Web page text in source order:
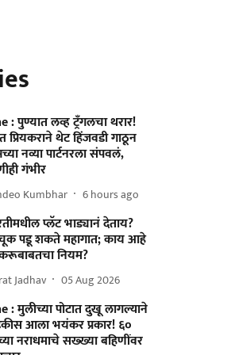
: पुण्यात लव्ह ट्रँगलचा थरार!
प्रियकराने थेट हिंजवडी गाठून
नव्या पार्टनरला संपवलं,
गंभीर
Kumbhar 6 hours ago
प्लॅट भाड्यानं देताय?
पडू शकते महागात; काय आहे
नियम?
Jadhav 05 Aug 2026
: मुलीच्या पोटात दुखू लागल्याने
आला भयंकर प्रकार! ६०
नराधमाचे सख्ख्या बहिणींवर